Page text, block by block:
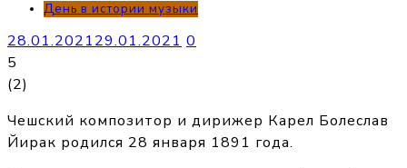
День в истории музыки
28.01.202129.01.2021 0
5
(2)
Чешский композитор и дирижер Карел Болеслав
Йирак родился 28 января 1891 года.